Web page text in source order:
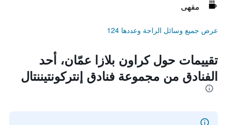
مقهى
عرض جميع وسائل الراحة وعددها 124
تقييمات حول كراون بلازا عمّان، أحد
الفنادق من مجموعة فنادق إنتركونتيننتال